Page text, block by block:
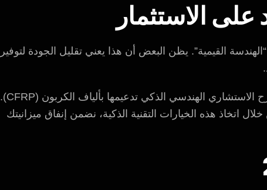
على الاستثمار
القيمية”. يظن البعض أن هذا يعني تقليل الجودة لتوفير
على سبيل المثال، بدلاً من استبدال بلاطة خرسانية بالكامل، قد يقترح الاستشاري الهندسي الذكي تدعيمها بألياف الكربون (CFRP).
اتخاذ هذه الخيارات التقنية الذكية، نضمن إنفاق ميزانيتك